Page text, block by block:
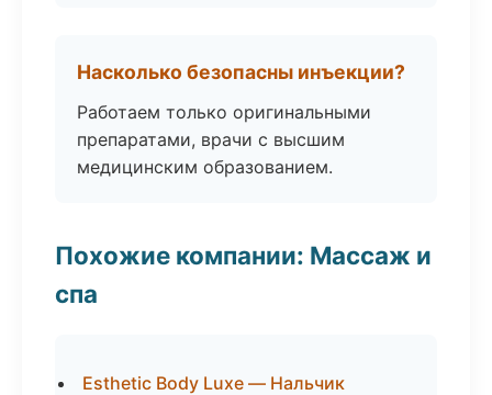
Насколько безопасны инъекции?
Работаем только оригинальными
препаратами, врачи с высшим
медицинским образованием.
Похожие компании: Массаж и
спа
Esthetic Body Luxe — Нальчик